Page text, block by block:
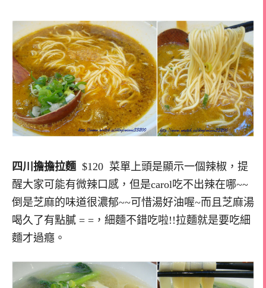
四川擔擔拉麵$120 菜單上頭是顯示一個辣椒，提
醒大家可能有微辣口感，但是carol吃不出辣在哪~~
倒是芝麻的味道很濃郁~~可惜湯好油喔~而且芝麻湯
喝久了有點膩 = =，細麵不錯吃啦!!拉麵就是要吃細
麵才過癮。